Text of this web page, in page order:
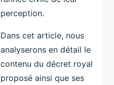
perception.
Dans cet article, nous
analyserons en détail le
contenu du décret royal
proposé ainsi que ses